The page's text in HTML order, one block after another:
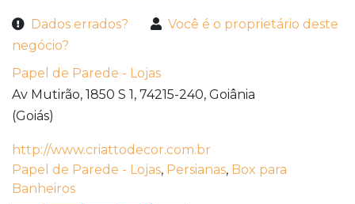
Dados errados?
Você é o proprietário deste
negócio?
Papel de Parede - Lojas
Av Mutirão, 1850 S 1, 74215-240, Goiânia
(Goiás)
http://www.criattodecor.com.br
Papel de Parede - Lojas, Persianas, Box para
Banheiros